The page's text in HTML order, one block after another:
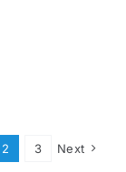
2 3 Next